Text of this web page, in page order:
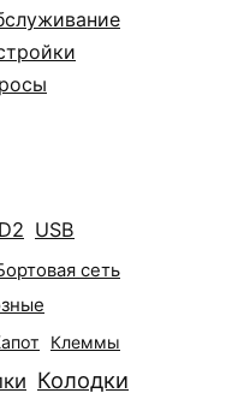
USB
сеть
Клеммы
Колодки